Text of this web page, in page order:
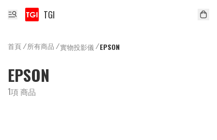
TGI
首頁/所有商品 /實物投影儀/EPSON
EPSON
1項 商品